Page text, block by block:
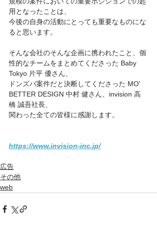
用となったことは、
今後の自身の活動にとっても重要なものにな
ると思います。
そんな会社のそんな企画に携われたこと、個
性的なチームをまとめてくださった Baby
Tokyo 片平 優さん、
ドンズバ案件だと決断してくださった MO'
BETTER DESIGN 中村 健さん、invision 高
橋 誠吾社長、
関わった全ての皆様に感謝します。
https://www.invision-inc.jp/
広告
その他
web